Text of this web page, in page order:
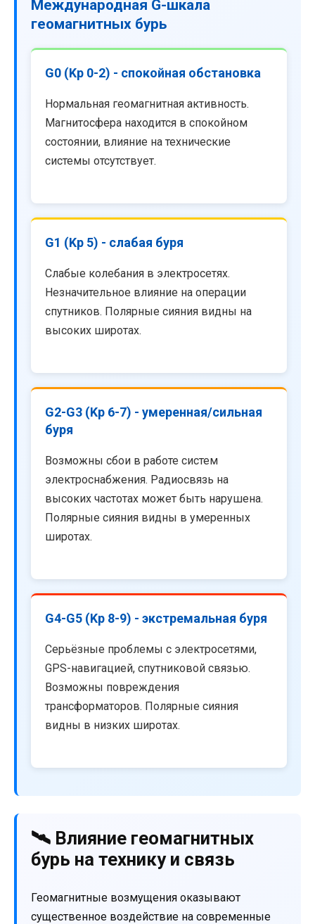
Международная G-шкала
геомагнитных бурь
G0 (Kp 0-2) - спокойная обстановка
Нормальная геомагнитная активность.
Магнитосфера находится в спокойном
состоянии, влияние на технические
системы отсутствует.
G1 (Kp 5) - слабая буря
Слабые колебания в электросетях.
Незначительное влияние на операции
спутников. Полярные сияния видны на
высоких широтах.
G2-G3 (Kp 6-7) - умеренная/сильная
буря
Возможны сбои в работе систем
электроснабжения. Радиосвязь на
высоких частотах может быть нарушена.
Полярные сияния видны в умеренных
широтах.
G4-G5 (Kp 8-9) - экстремальная буря
Серьёзные проблемы с электросетями,
GPS-навигацией, спутниковой связью.
Возможны повреждения
трансформаторов. Полярные сияния
видны в низких широтах.
🛰️ Влияние геомагнитных
бурь на технику и связь
Геомагнитные возмущения оказывают
существенное воздействие на современные